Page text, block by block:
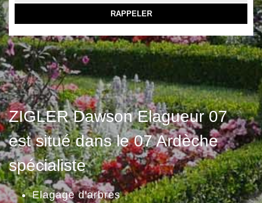
ZIGLER Dawson Elagueur 07
est situé dans le 07 Ardèche
spécialiste
Elagage d'arbres